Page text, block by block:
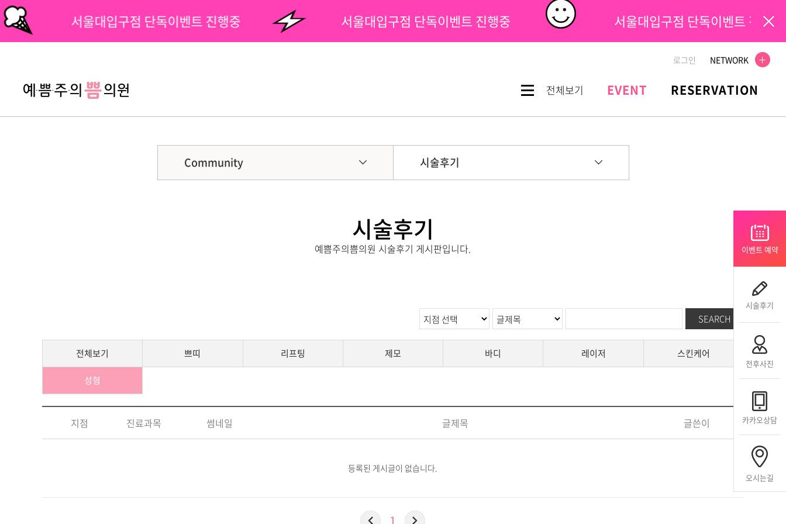
팝업닫기
서울대입구점 단독이벤트 진행중 서울대입구점 단독이벤트 진행중 서울대입구점 단독이벤트 진행중
로그인 NETWORK
전체보기 EVENT RESERVATION
이벤트 예약
시술후기
전후사진
카카오상담
오시는길
Community 시술후기
시술후기
예쁨주의쁨의원 시술후기 게시판입니다.
전체보기 쁘띠 리프팅 제모 바디 레이저 스킨케어
성형
지점 진료과목 썸네일 글제목 글쓴이
등록된 게시글이 없습니다.